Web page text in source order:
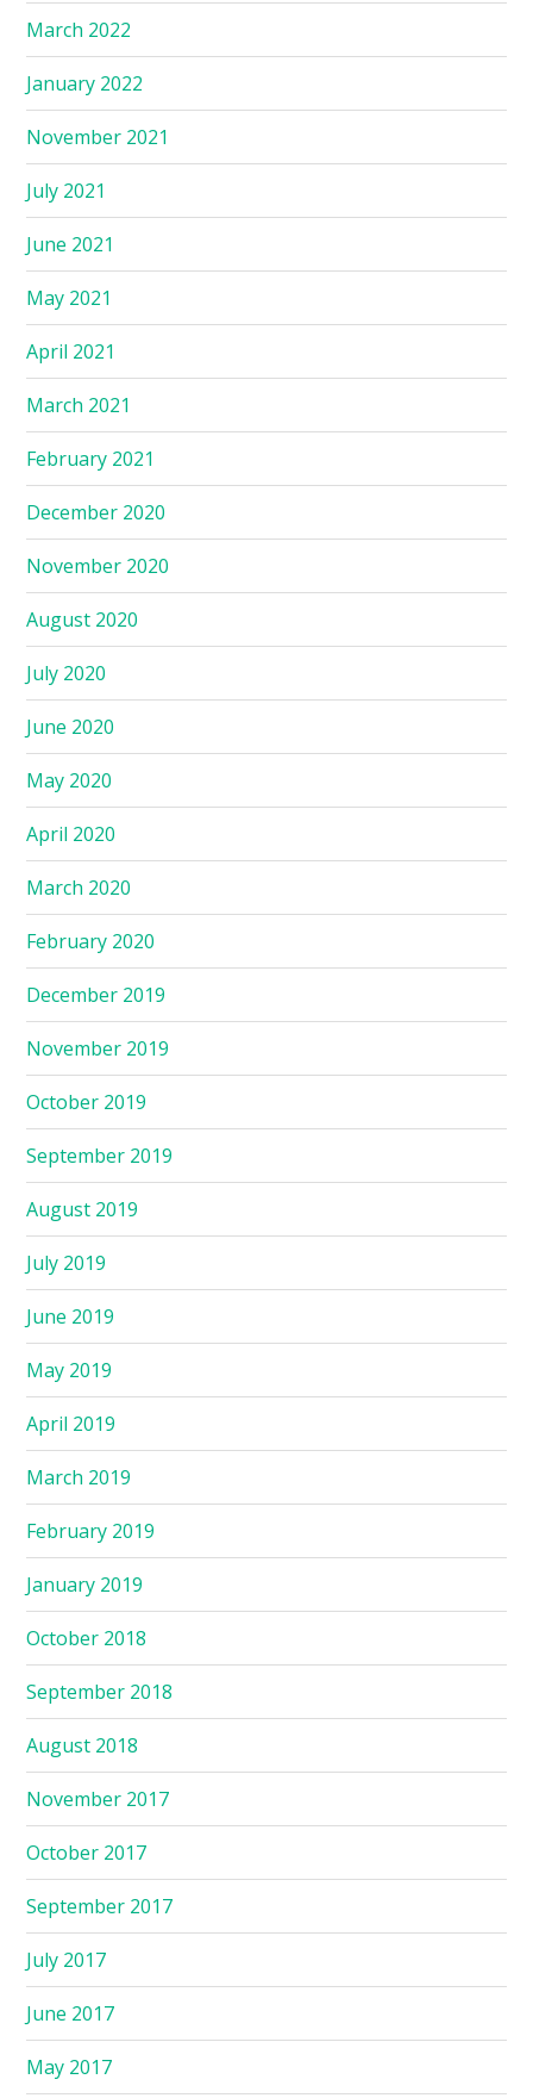
March 2022
January 2022
November 2021
July 2021
June 2021
May 2021
April 2021
March 2021
February 2021
December 2020
November 2020
August 2020
July 2020
June 2020
May 2020
April 2020
March 2020
February 2020
December 2019
November 2019
October 2019
September 2019
August 2019
July 2019
June 2019
May 2019
April 2019
March 2019
February 2019
January 2019
October 2018
September 2018
August 2018
November 2017
October 2017
September 2017
July 2017
June 2017
May 2017